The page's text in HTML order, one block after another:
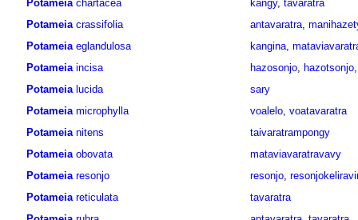
Potameia chartacea kangy, tavaratra
Potameia crassifolia antavaratra,
Potameia eglandulosa kangina,
Potameia incisa hazosonjo, hazotsonjo
Potameia lucida
sary
Potameia microphylla voalelo, voatavaratra
Potameia nitens
taivaratrampongy
Potameia obovata
mataviavaratravavy
Potameia resonjo resonjo,
Potameia reticulata
tavaratra